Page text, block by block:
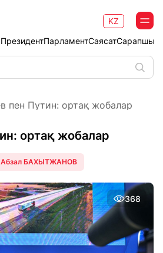
ПрезидентПарламентСаясат
KZ
пен Путин: ортақ жобалар
ортақ жобалар
Абзал БАХЫТЖАНОВ
368